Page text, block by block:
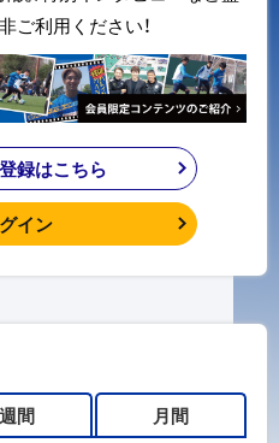
ご利用ください！
録はこちら
イン
週間 月間